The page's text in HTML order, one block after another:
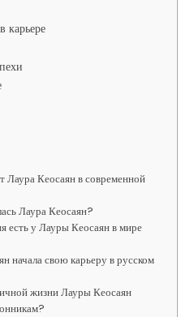
карьере
Лаура Кеосаян в современной
Лаура Кеосаян?
есть у Лауры Кеосаян в мире
начала свою карьеру в русском
жизни Лауры Кеосаян